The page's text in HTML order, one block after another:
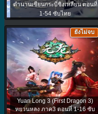
ตำนานเซียนกระบี่ชิงเหลียน ตอนที่
1-54 ซับไทย
Yuan Long 3 (First Dragon 3)
หยวนหลง ภาค3 ตอนที่ 1-16 ซับ
ยังไม่จบ